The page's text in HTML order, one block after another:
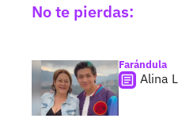
No te pierdas:
Farándula
Alina